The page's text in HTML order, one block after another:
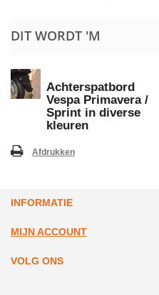
DIT WORDT 'M
Achterspatbord
Vespa Primavera /
Sprint in diverse
kleuren
Afdrukken
INFORMATIE
MIJN ACCOUNT
VOLG ONS